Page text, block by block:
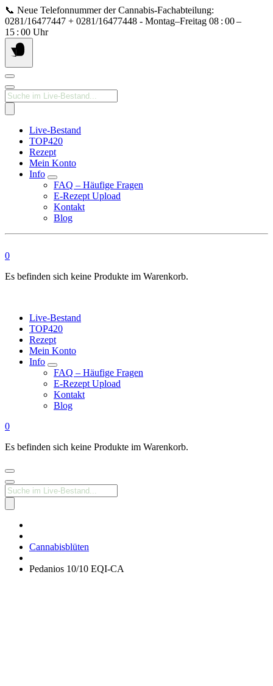
Springe
zum
Inhalt
📞 Neue Telefonnummer der Cannabis‑Fachabteilung:
0281/16477447 + 0281/16477448 - Montag–Freitag 08 : 00 –
15 : 00 Uhr
Products
search
Live-Bestand
TOP420
Rezept
Mein Konto
Info
FAQ – Häufige Fragen
E-Rezept Upload
Kontakt
Blog
0
Es befinden sich keine Produkte im Warenkorb.
Live-Bestand
TOP420
Rezept
Mein Konto
Info
FAQ – Häufige Fragen
E-Rezept Upload
Kontakt
Blog
0
Es befinden sich keine Produkte im Warenkorb.
Products
search
Apotheke
Cannabisblüten
Pedanios 10/10 EQI-CA